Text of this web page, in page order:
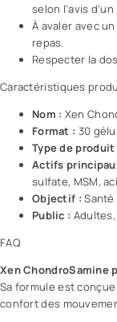
selon l’avis
À avaler avec
repas.
Respecter la
Caractéristiques
Nom : Xen
Format : 30
Type de produit
Actifs
sulfate, MSM,
Objectif :
Public :
FAQ
Xen ChondroSamine
Sa formule est
confort des